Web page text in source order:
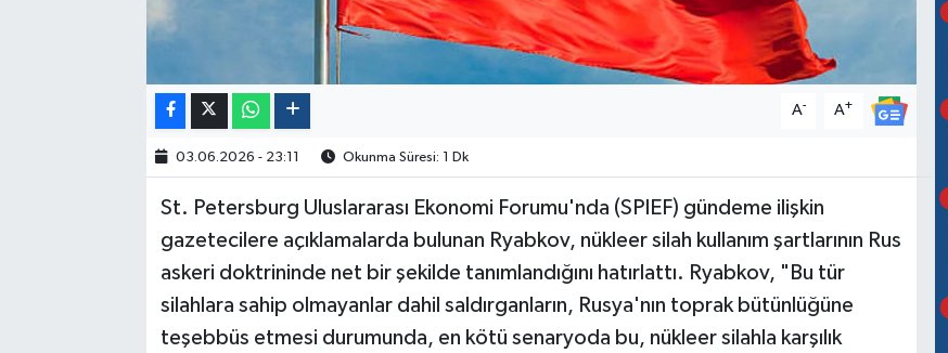
A- A+
03.06.2026 - 23:11 Okunma Süresi: 1 Dk
St. Petersburg Uluslararası Ekonomi Forumu'nda (SPIEF) gündeme ilişkin
gazetecilere açıklamalarda bulunan Ryabkov, nükleer silah kullanım şartlarının Rus
askeri doktrininde net bir şekilde tanımlandığını hatırlattı. Ryabkov, "Bu tür
silahlara sahip olmayanlar dahil saldırganların, Rusya'nın toprak bütünlüğüne
teşebbüs etmesi durumunda, en kötü senaryoda bu, nükleer silahla karşılık
Çalışma Hayatı
2024 Seçim Sonuçları